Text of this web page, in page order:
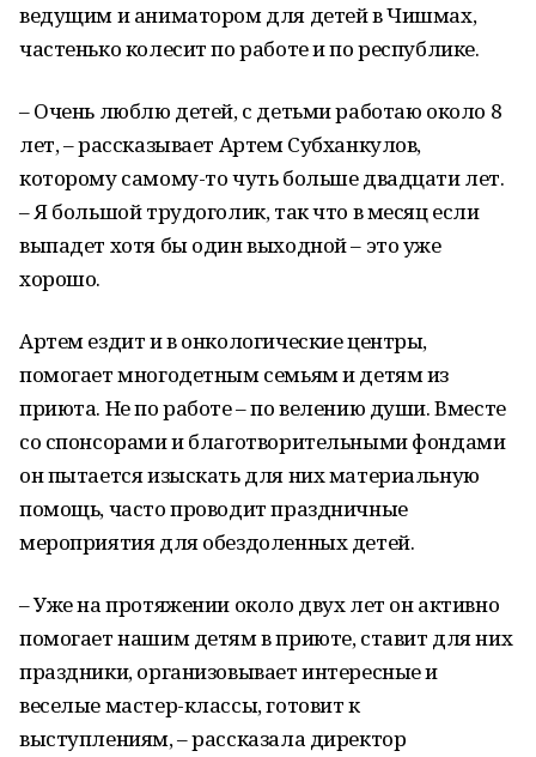
ведущим и аниматором для детей в Чишмах,
частенько колесит по работе и по республике.
– Очень люблю детей, с детьми работаю около 8
лет, – рассказывает Артем Субханкулов,
которому самому-то чуть больше двадцати лет.
– Я большой трудоголик, так что в месяц если
выпадет хотя бы один выходной – это уже
хорошо.
Артем ездит и в онкологические центры,
помогает многодетным семьям и детям из
приюта. Не по работе – по велению души. Вместе
со спонсорами и благотворительными фондами
он пытается изыскать для них материальную
помощь, часто проводит праздничные
мероприятия для обездоленных детей.
– Уже на протяжении около двух лет он активно
помогает нашим детям в приюте, ставит для них
праздники, организовывает интересные и
веселые мастер-классы, готовит к
выступлениям, – рассказала директор